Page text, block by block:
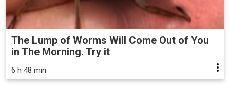
The Lump of Worms Will Come Out of You
in The Morning. Try it
6 h 48 min